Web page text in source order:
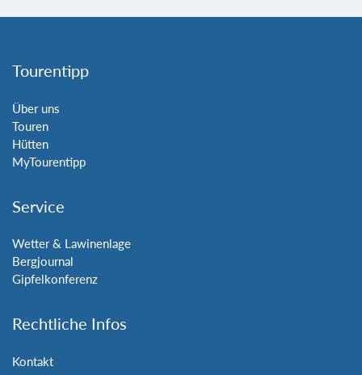
Tourentipp
Über uns
Touren
Hütten
MyTourentipp
Service
Wetter & Lawinenlage
Bergjournal
Gipfelkonferenz
Rechtliche Infos
Kontakt